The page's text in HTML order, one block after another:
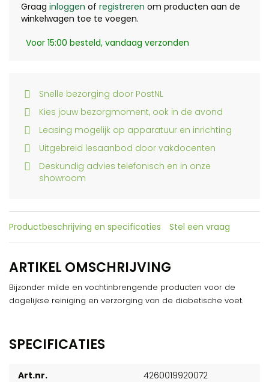
Graag inloggen of registreren om producten aan de
winkelwagen toe te voegen.
Voor 15:00 besteld, vandaag verzonden
Snelle bezorging door PostNL
Kies jouw bezorgmoment, ook in de avond
Leasing mogelijk op apparatuur en inrichting
Uitgebreid lesaanbod door vakdocenten
Deskundig advies telefonisch en in onze
showroom
Productbeschrijving en specificaties Stel een vraag
ARTIKEL OMSCHRIJVING
Bijzonder milde en vochtinbrengende producten voor de
dagelijkse reiniging en verzorging van de diabetische voet.
SPECIFICATIES
Art.nr.
4260019920072